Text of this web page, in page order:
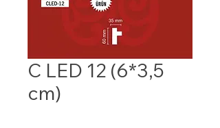
C LED 12 (6*3,5
cm)